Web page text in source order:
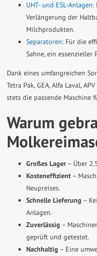
UHT- und ESL-Anlagen:
Verlängerung der
Milchprodukten.
Separatoren: Für die
Sahne, ein
Dank eines umfangreichen
Tetra Pak, GEA, Alfa Laval,
stets die passende Maschine
Warum
Großes Lager – Über
Kosteneffizient –
Neupreises.
Schnelle Lieferung –
Anlagen.
Zuverlässig –
geprüft und getestet.
Nachhaltig – Eine